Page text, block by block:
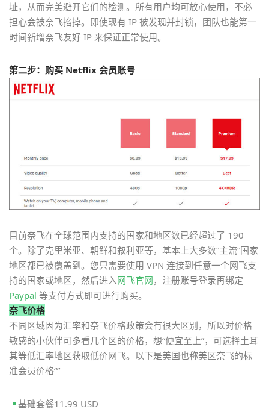
址，从而完美避开它们的检测。所有用户均可放心使用，不必
担心会被奈飞掐掉。即使现有 IP 被发现并封锁，团队也能第一
时间新增奈飞友好 IP 来保证正常使用。
第二步：购买 Netflix 会员账号
目前奈飞在全球范围内支持的国家和地区数已经超过了 190
个。除了克里米亚、朝鲜和叙利亚等，基本上大多数“主流“国家
地区都已被覆盖到。您只需要使用 VPN 连接到任意一个网飞支
持的国家或地区，然后进入网飞官网，注册账号登录再绑定
Paypal 等支付方式即可进行购买。
奈飞价格
不同区域因为汇率和奈飞价格政策会有很大区别，所以对价格
敏感的小伙伴可多看几个区的价格，想“便宜至上”，可选择土耳
其等低汇率地区获取低价网飞。以下是美国也称美区奈飞的标
准会员价格“”
基础套餐11.99 USD